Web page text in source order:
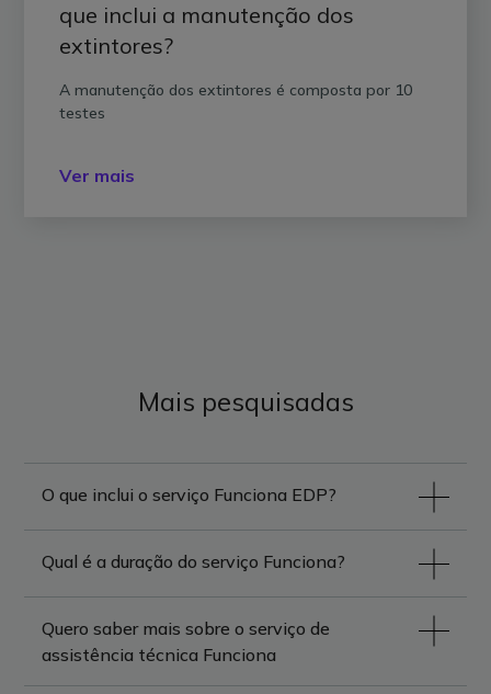
que inclui a manutenção dos
extintores?
A manutenção dos extintores é composta por 10
testes
Ver mais
Mais pesquisadas
O que inclui o serviço Funciona EDP?
Qual é a duração do serviço Funciona?
Quero saber mais sobre o serviço de
assistência técnica Funciona